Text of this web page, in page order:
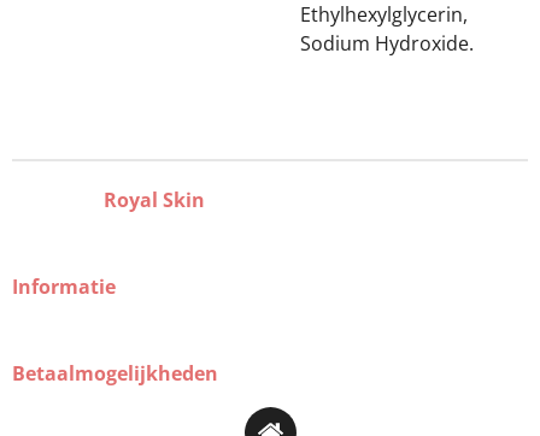
Ethylhexylglycerin,
Sodium Hydroxide.
Royal Skin
Informatie
Betaalmogelijkheden